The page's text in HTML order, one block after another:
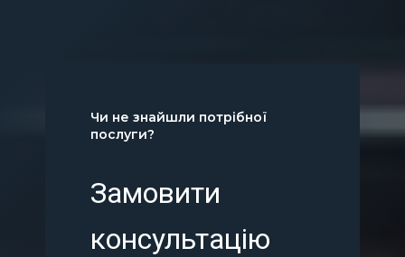
Чи не знайшли потрібної
послуги?
Замовити
консультацію